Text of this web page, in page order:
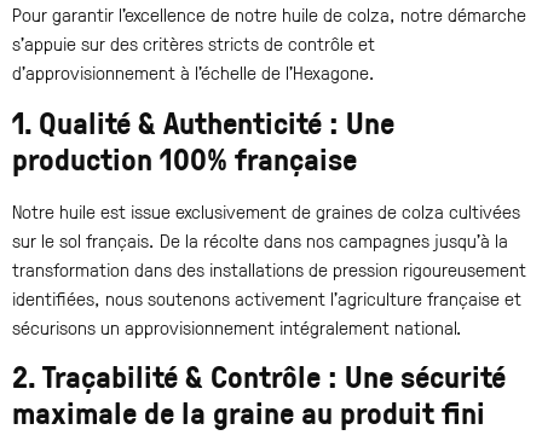
Pour garantir l’excellence de notre huile de colza, notre démarche
s’appuie sur des critères stricts de contrôle et
d’approvisionnement à l’échelle de l’Hexagone.
1. Qualité & Authenticité : Une
production 100% française
Notre huile est issue exclusivement de graines de colza cultivées
sur le sol français. De la récolte dans nos campagnes jusqu’à la
transformation dans des installations de pression rigoureusement
identifiées, nous soutenons activement l’agriculture française et
sécurisons un approvisionnement intégralement national.
2. Traçabilité & Contrôle : Une sécurité
maximale de la graine au produit fini